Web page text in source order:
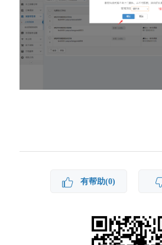
有帮助(0)